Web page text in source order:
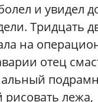
и увидел
Тридцать
на
отец
лежа,